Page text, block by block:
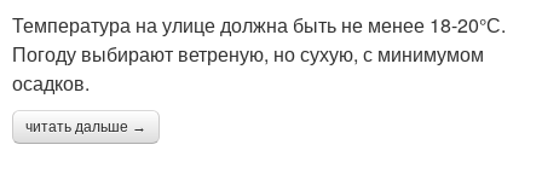
Температура на улице должна быть не менее 18-20°С.
Погоду выбирают ветреную, но сухую, с минимумом
осадков.
читать дальше →